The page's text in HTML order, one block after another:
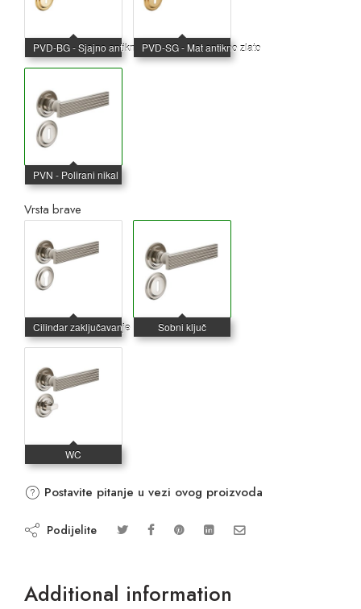
Vrsta brave
Postavite pitanje u vezi ovog proizvoda
Podijelite
Additional information